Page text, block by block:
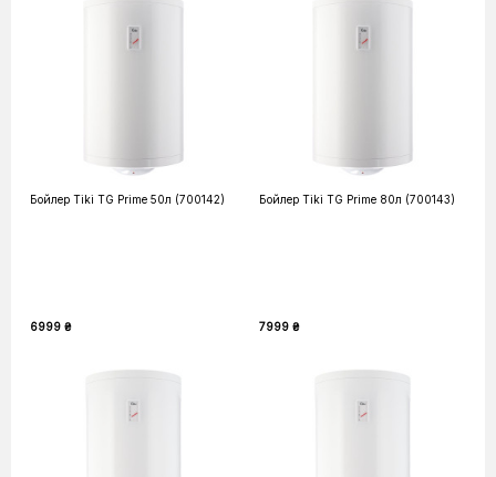
Бойлер Tiki TG Prime 50л (700142)
6999 ₴
Бойлер Tiki TG Prime 80л (700143)
7999 ₴